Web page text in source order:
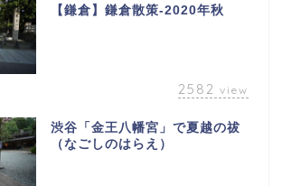
【鎌倉】鎌倉散策-2020年秋
2582 view
渋谷「金王八幡宮」で夏越の祓
（なごしのはらえ）